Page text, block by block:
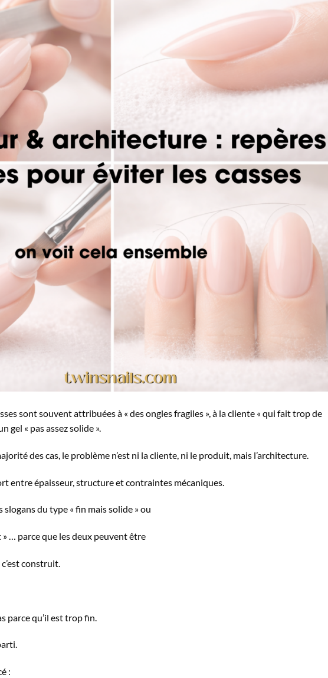
sont souvent attribuées à « des ongles fragiles », à la cliente « qui fait trop de
gel « pas assez solide ».
des cas, le problème n’est ni la cliente, ni le produit, mais l’architecture.
entre épaisseur, structure et contraintes mécaniques.
du type « fin mais solide » ou
» … parce que les deux peuvent être
construit.
parce qu’il est trop fin.
: